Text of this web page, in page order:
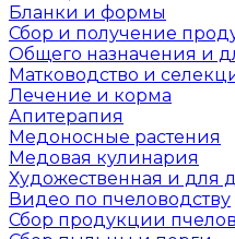
Бланки и формы
Сбор и получение
Общего назначения и
Матководство и
Лечение и корма
Апитерапия
Медоносные растения
Медовая кулинария
Художественная и для
Видео по пчеловодству
Сбор продукции